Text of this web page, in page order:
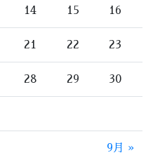
14 15 16
21 22 23
28 29 30
9月 »